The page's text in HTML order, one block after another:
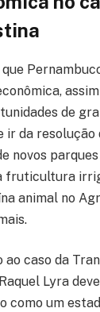
de
ir da resolução
novos
fruticultura
animal no
ao caso da
Lyra
como um